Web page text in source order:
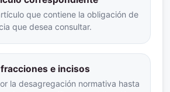
que contiene la obligación de
que desea consultar.
e incisos
la desagregación normativa hasta